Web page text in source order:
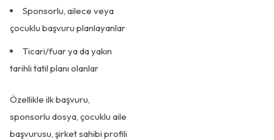
Sponsorlu, ailece veya
çocuklu başvuru planlayanlar
Ticari/fuar ya da yakın
tarihli tatil planı olanlar
Özellikle ilk başvuru,
sponsorlu dosya, çocuklu aile
başvurusu, şirket sahibi profili